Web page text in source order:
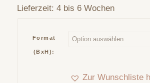
Lieferzeit: 4 bis 6 Wochen
Format
(BxH):
Zur Wunschliste